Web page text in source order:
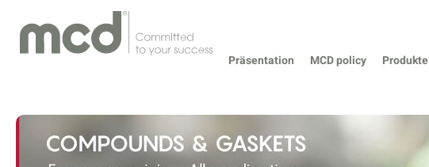
Präsentation MCD policy Produkte